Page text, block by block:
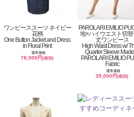
ワンピーススーツ ネイビー
花柄
One Button Jacket and Dress
in Floral Print
通常価格
78,000円(税別)
PAROLARI EMILIO
地×ハイウエスト切
丈ワンピース
High Waist Dress w/
Quarter Sleeve
PAROLARI EMILIO
Fabric
通常価格
39,000円(税別)